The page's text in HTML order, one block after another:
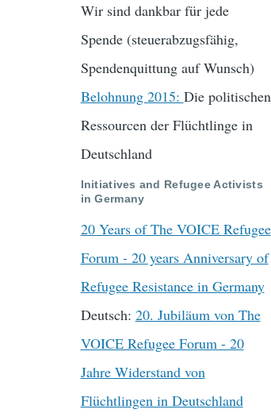
Wir sind dankbar für jede
Spende (steuerabzugsfähig,
Spendenquittung auf Wunsch)
Belohnung 2015: Die politischen
Ressourcen der Flüchtlinge in
Deutschland
Initiatives and Refugee Activists
in Germany
20 Years of The VOICE Refugee
Forum - 20 years Anniversary of
Refugee Resistance in Germany
Deutsch: 20. Jubiläum von The
VOICE Refugee Forum - 20
Jahre Widerstand von
Flüchtlingen in Deutschland